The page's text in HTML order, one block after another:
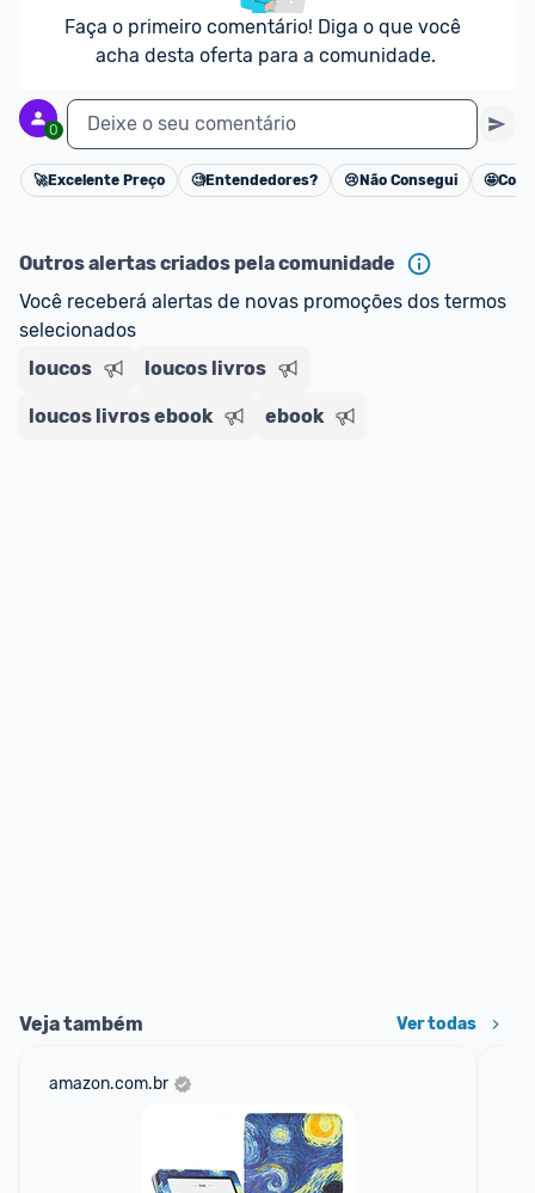
Faça o primeiro comentário! Diga o que você
acha desta oferta para a comunidade.
0 Deixe o seu comentário
Cancelar
🚀Excelente Preço 🧐Entendedores? 😢 Não Consegui 🤩
Outros alertas criados pela comunidade
Você receberá alertas de novas promoções dos termos
selecionados
loucos
loucos livros
loucos livros ebook ebook
Veja também Ver todas
amazon.com.br